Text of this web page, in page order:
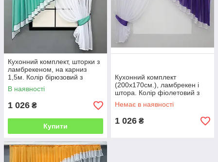
Кухонний комплект, шторки з
ламбрекеном, на карниз
1,5м. Колір бірюзовий з
білим. Код 062к 52-1170
В наявності
1 026 ₴
Купити
Кухонний комплект
(200х170см.), ламбрекен і
штора. Колір фіолетовий з
білим. Код 062к 50-648
Немає в наявності
1 026 ₴